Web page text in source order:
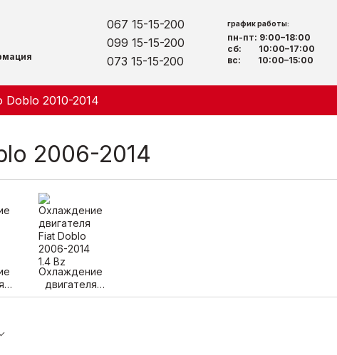
067 15-15-200
099 15-15-200
073 15-15-200
график работы:
пн-пт: 9:00–18:00
сб: 10:00–17:00
вс: 10:00–15:00
Doblo 2010-2014
2006-2014
Охлаждение
двигателя
Fiat Doblo